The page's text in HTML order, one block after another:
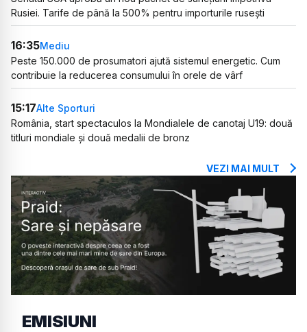
Rusiei. Tarife de până la 500% pentru importurile rusești
16:35Mediu
Peste 150.000 de prosumatori ajută sistemul energetic. Cum
contribuie la reducerea consumului în orele de vârf
15:17Alte Sporturi
România, start spectaculos la Mondialele de canotaj U19: două
titluri mondiale și două medalii de bronz
VEZI MAI MULT
EMISIUNI